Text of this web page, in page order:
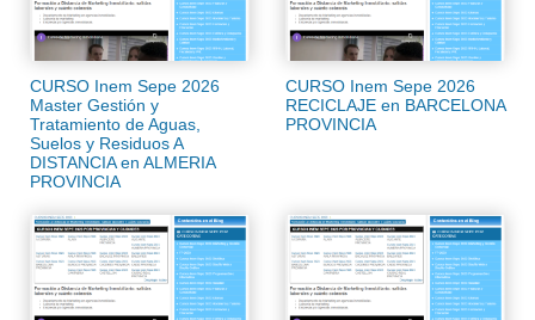
CURSO Inem Sepe 2026
Master Gestión y
Tratamiento de Aguas,
Suelos y Residuos A
DISTANCIA en ALMERIA
PROVINCIA
CURSO Inem Sepe 2026
RECICLAJE en BARCELONA
PROVINCIA